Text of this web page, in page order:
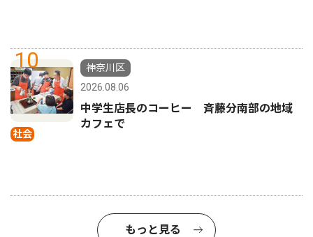
10
社会
神奈川区
2026.08.06
中学生店長のコーヒー 斉藤分南部の地域
カフェで
もっと見る